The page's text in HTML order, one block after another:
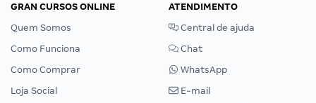
GRAN CURSOS ONLINE
Quem Somos
Como Funciona
Como Comprar
Loja Social
ATENDIMENTO
Central de ajuda
Chat
WhatsApp
E-mail